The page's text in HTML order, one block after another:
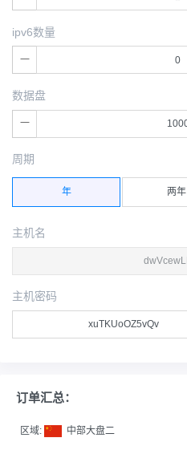
ipv6数量
数据盘
周期
年 两年
主机名
主机密码
订单汇总：
区域: 中部大盘二